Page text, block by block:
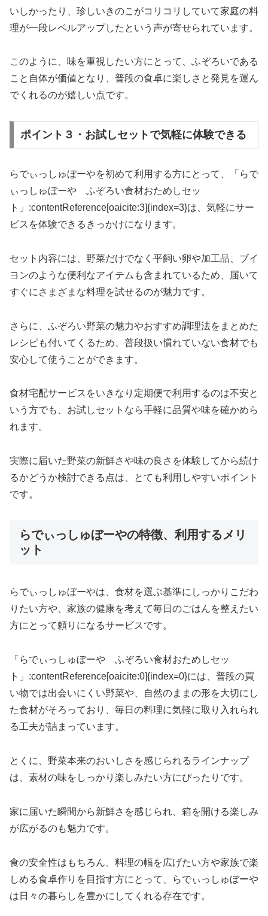
いしかったり、珍しいきのこがコリコリしていて家庭の料
理が一段レベルアップしたという声が寄せられています。
このように、味を重視したい方にとって、ふぞろいである
こと自体が価値となり、普段の食卓に楽しさと発見を運ん
でくれるのが嬉しい点です。
ポイント３・お試しセットで気軽に体験できる
らでぃっしゅぼーやを初めて利用する方にとって、「らで
ぃっしゅぼーや ふぞろい食材おためしセッ
ト」:contentReference[oaicite:3]{index=3}は、気軽にサー
ビスを体験できるきっかけになります。
セット内容には、野菜だけでなく平飼い卵や加工品、ブイ
ヨンのような便利なアイテムも含まれているため、届いて
すぐにさまざまな料理を試せるのが魅力です。
さらに、ふぞろい野菜の魅力やおすすめ調理法をまとめた
レシピも付いてくるため、普段扱い慣れていない食材でも
安心して使うことができます。
食材宅配サービスをいきなり定期便で利用するのは不安と
いう方でも、お試しセットなら手軽に品質や味を確かめら
れます。
実際に届いた野菜の新鮮さや味の良さを体験してから続け
るかどうか検討できる点は、とても利用しやすいポイント
です。
らでぃっしゅぼーやの特徴、利用するメリ
ット
らでぃっしゅぼーやは、食材を選ぶ基準にしっかりこだわ
りたい方や、家族の健康を考えて毎日のごはんを整えたい
方にとって頼りになるサービスです。
「らでぃっしゅぼーや ふぞろい食材おためしセッ
ト」:contentReference[oaicite:0]{index=0}には、普段の買
い物では出会いにくい野菜や、自然のままの形を大切にし
た食材がそろっており、毎日の料理に気軽に取り入れられ
る工夫が詰まっています。
とくに、野菜本来のおいしさを感じられるラインナップ
は、素材の味をしっかり楽しみたい方にぴったりです。
家に届いた瞬間から新鮮さを感じられ、箱を開ける楽しみ
が広がるのも魅力です。
食の安全性はもちろん、料理の幅を広げたい方や家族で楽
しめる食卓作りを目指す方にとって、らでぃっしゅぼーや
は日々の暮らしを豊かにしてくれる存在です。